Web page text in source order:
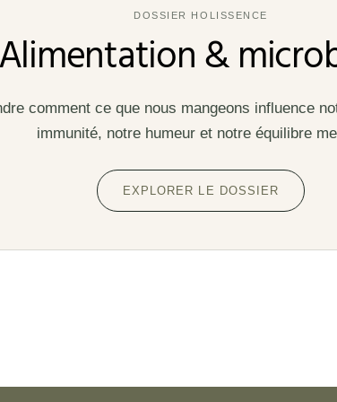
DOSSIER HOLISSENCE
Alimentation &
comment ce que nous mangeons influence
immunité, notre humeur et notre équilibre
EXPLORER LE DOSSIER